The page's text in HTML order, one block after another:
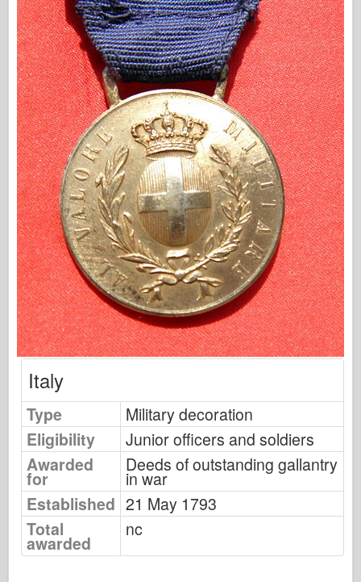
Editora Osprey
Sinal de Esquadrão
TankPower
Caminhões e Tanques
Waffen-Arsenal
Wydawnictwo Militaria
Maquettes
Academia
Modelos Ace
Clube AFV
Airfix
Força Aérea
Modelo AZ
Cão Preto
Cyber-Hobby
Dnepromodel
Dragão
Eduard
Modelo E.T.
Moldes finos
Forças de Valor
Italy
Type
Military decoration
Eligibility
Junior officers and soldiers
Awarded
for
Deeds of outstanding gallantry
in war
Established 21 May 1793
Total
awarded
nc